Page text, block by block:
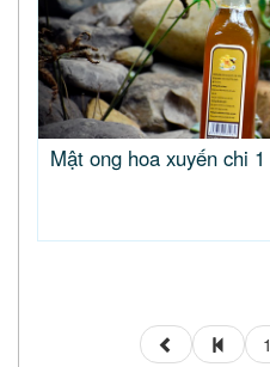
Mật ong hoa xuyến chi 1
1